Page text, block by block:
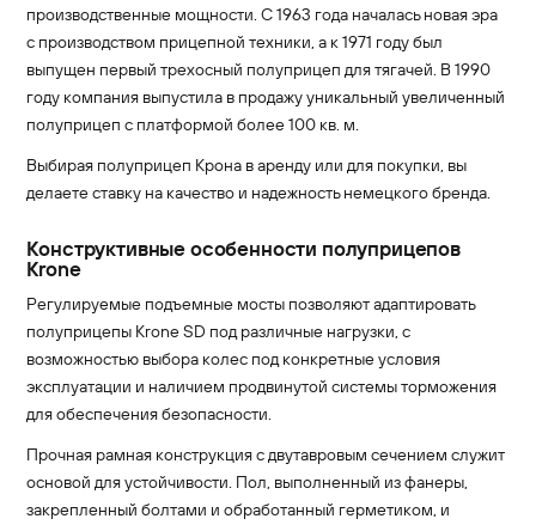
производственные мощности. С 1963 года началась новая эра
с производством прицепной техники, а к 1971 году был
выпущен первый трехосный полуприцеп для тягачей. В 1990
году компания выпустила в продажу уникальный увеличенный
полуприцеп с платформой более 100 кв. м.
Выбирая полуприцеп Крона в аренду или для покупки, вы
делаете ставку на качество и надежность немецкого бренда.
Конструктивные особенности полуприцепов
Krone
Регулируемые подъемные мосты позволяют адаптировать
полуприцепы Krone SD под различные нагрузки, с
возможностью выбора колес под конкретные условия
эксплуатации и наличием продвинутой системы торможения
для обеспечения безопасности.
Прочная рамная конструкция с двутавровым сечением служит
основой для устойчивости. Пол, выполненный из фанеры,
закрепленный болтами и обработанный герметиком, и